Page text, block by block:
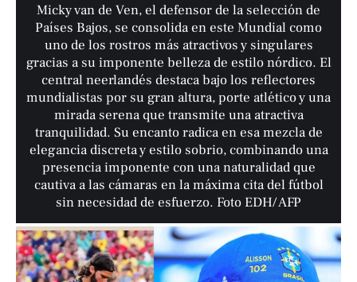
Micky van de Ven, el defensor de la selección de
Países Bajos, se consolida en este Mundial como
uno de los rostros más atractivos y singulares
gracias a su imponente belleza de estilo nórdico. El
central neerlandés destaca bajo los reflectores
mundialistas por su gran altura, porte atlético y una
mirada serena que transmite una atractiva
tranquilidad. Su encanto radica en esa mezcla de
elegancia discreta y estilo sobrio, combinando una
presencia imponente con una naturalidad que
cautiva a las cámaras en la máxima cita del fútbol
sin necesidad de esfuerzo. Foto EDH/ AFP